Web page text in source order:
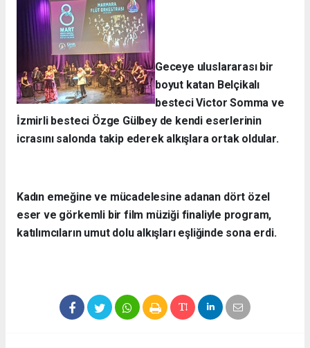
Geceye uluslararası bir
boyut katan Belçikalı
besteci Victor Somma ve
İzmirli besteci Özge Gülbey de kendi eserlerinin
icrasını salonda takip ederek alkışlara ortak oldular.
Kadın emeğine ve mücadelesine adanan dört özel
eser ve görkemli bir film müziği finaliyle program,
katılımcıların umut dolu alkışları eşliğinde sona erdi.